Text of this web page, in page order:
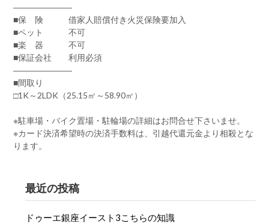
―――――――
■保 険 借家人賠償付き火災保険要加入
■ペット 不可
■楽 器 不可
■保証会社 利用必須
―――――――
■間取り
□1K～2LDK（25.15㎡～58.90㎡）
※駐車場・バイク置場・駐輪場の詳細はお問合せ下さいませ。
※カード決済希望時の決済手数料は、引越代還元金より相殺とな
ります。
最近の投稿
ドゥーエ銀座イースト3こちらの知識